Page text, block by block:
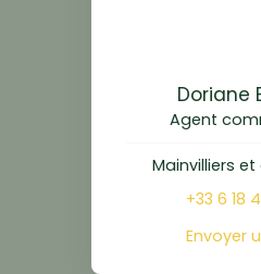
Doriane
Agent
Mainvilliers
+33 6 18
Envoyer